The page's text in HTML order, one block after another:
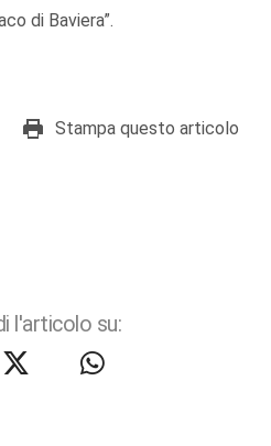
di Baviera”.
Stampa questo articolo
l'articolo su: